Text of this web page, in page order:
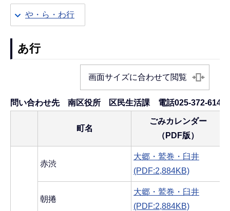
や・ら・わ行
あ行
画面サイズに合わせて閲覧
問い合わせ先 南区役所 区民生活課 電話025-372-6145
町名
ごみカレンダー
（PDF版）
赤渋
大郷・鷲巻・臼井
(PDF:2,884KB)
朝捲
大郷・鷲巻・臼井
(PDF:2,884KB)